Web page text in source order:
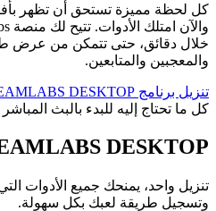
كل لحظة مميزة تستحق أن تظهر
خلال دقائق، حتى تتمكن من عرض
والمعجبين والمتابعين.
تنزيل برنامج STREAMLABS DESKTOP
كل ما تحتاج إليه للبدء بالبث المباشر
DESKTOP
تنزيل واحد، يمنحك جميع الأدوات
وتسجيل طريقة لعبك بكل سهولة.